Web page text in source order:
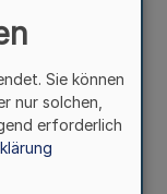
der
L Pflege)
Sie können
nur solchen,
erforderlich